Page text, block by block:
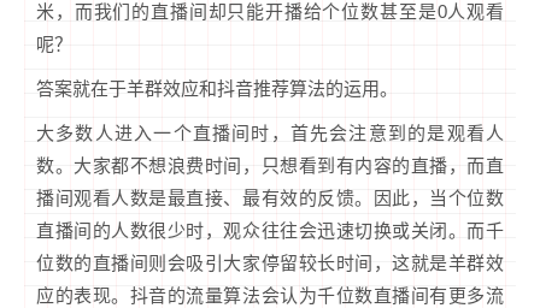
米，而我们的直播间却只能开播给个位数甚至是0人观看
呢？
答案就在于羊群效应和抖音推荐算法的运用。
大多数人进入一个直播间时，首先会注意到的是观看人
数。大家都不想浪费时间，只想看到有内容的直播，而直
播间观看人数是最直接、最有效的反馈。因此，当个位数
直播间的人数很少时，观众往往会迅速切换或关闭。而千
位数的直播间则会吸引大家停留较长时间，这就是羊群效
应的表现。抖音的流量算法会认为千位数直播间有更多流